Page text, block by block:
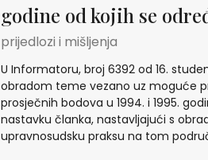
godine od kojih se
prijedlozi i mišljenja
U Informatoru, broj 6392 od 16.
obradom teme vezano uz moguće
prosječnih bodova u 1994. i 1995.
nastavku članka, nastavljajući s
upravnosudsku praksu na tom